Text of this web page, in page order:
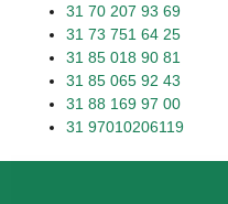
31 70 207 93 69
31 73 751 64 25
31 85 018 90 81
31 85 065 92 43
31 88 169 97 00
31 97010206119